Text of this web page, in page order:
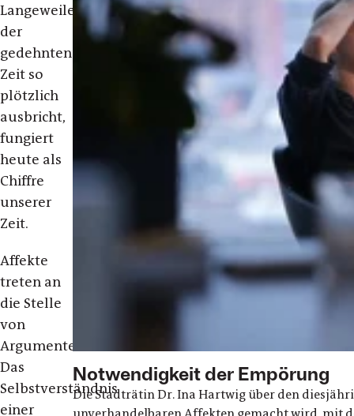
Langeweile
der
gedehnten
Zeit so
plötzlich
ausbricht,
fungiert
heute als
Chiffre
unserer
Zeit.
Affekte
treten an
die Stelle
von
Argumenten.
Das
Selbstverständnis
einer
Notwendigkeit der Empörung
Die Stadträtin Dr. Ina Hartwig über den